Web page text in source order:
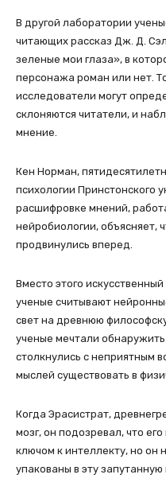
В другой лаборатории
читающих рассказ Дж. Д.
зеленые мои глаза», в
персонажа роман или нет.
исследователи могут
склоняются читатели, и
мнение.
Кен Норман,
психологии Принстонского
расшифровке мнений,
нейробиологии, объясняет,
продвинулись вперед.
Вместо этого
ученые считывают
свет на древнюю
ученые мечтали
столкнулись с неприятным
мыслей существовать в
Когда Эрасистрат,
мозг, он подозревал, что
ключом к интеллекту, но он
упакованы в эту запутанную